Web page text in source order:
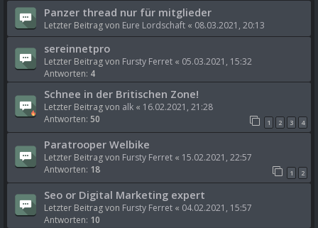
Panzer thread nur für mitglieder
Letzter Beitrag von Eure Lordschaft « 08.03.2021, 20:13
sereinnetpro
Letzter Beitrag von Fursty Ferret « 05.03.2021, 15:32
Antworten: 4
Schnee in der Britischen Zone!
Letzter Beitrag von alk « 16.02.2021, 21:28
Antworten: 50 1 2 3 4
Paratrooper Welbike
Letzter Beitrag von Fursty Ferret « 15.02.2021, 22:57
Antworten: 18 1 2
Seo or Digital Marketing expert
Letzter Beitrag von Fursty Ferret « 04.02.2021, 15:57
Antworten: 10